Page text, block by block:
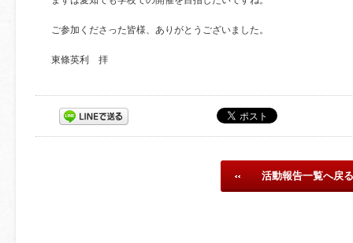
ご参加くださった皆様、ありがとうございました。
東條英利 拝
活動報告一覧へ戻る